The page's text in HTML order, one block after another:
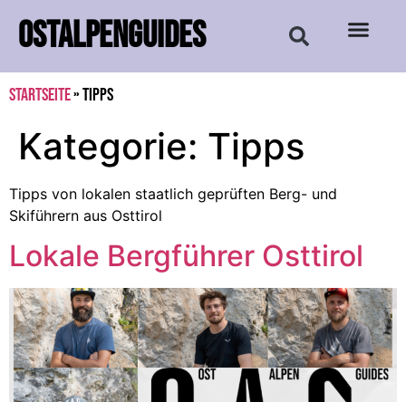
OSTALPENGUIDES
Startseite»Tipps
Kategorie: Tipps
Tipps von lokalen staatlich geprüften Berg- und
Skiführern aus Osttirol
Lokale Bergführer Osttirol